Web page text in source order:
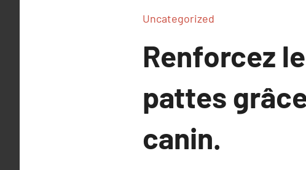
Uncategorized
Renforcez
pattes
canin.